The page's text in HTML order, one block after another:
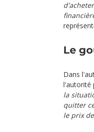
Le
Dans
l'autorité
la
quitter
le prix